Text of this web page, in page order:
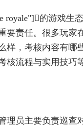
royale"]的游戏生
要责任。很多玩家
样，考核内容有哪
核流程与实用技巧
理员主要负责巡查